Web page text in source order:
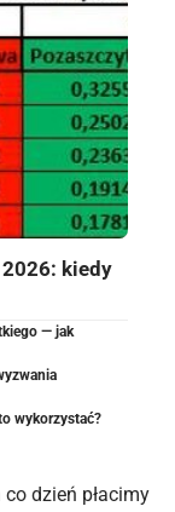
kiedy
— jak
wykorzystać?
dzień płacimy